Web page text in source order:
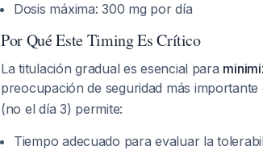
Dosis máxima: 300 mg por día
Por Qué Este Timing Es Crítico
La titulación gradual es esencial para
preocupación de seguridad más
(no el día 3) permite:
Tiempo adecuado para evaluar la